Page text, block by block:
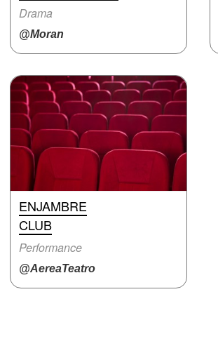
Drama
@Moran
ENJAMBRE
CLUB
Performance
@AereaTeatro